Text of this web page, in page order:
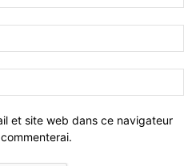
et site web dans ce navigateur